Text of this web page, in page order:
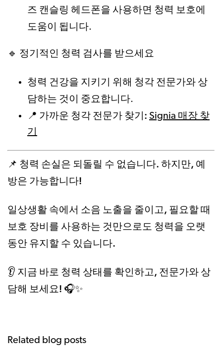
즈 캔슬링 헤드폰을 사용하면 청력 보호에
도움이 됩니다.
🔹 정기적인 청력 검사를 받으세요
청력 건강을 지키기 위해 청각 전문가와 상
담하는 것이 중요합니다.
📍 가까운 청각 전문가 찾기: Signia 매장 찾
기
📌 청력 손실은 되돌릴 수 없습니다. 하지만, 예
방은 가능합니다!
일상생활 속에서 소음 노출을 줄이고, 필요할 때
보호 장비를 사용하는 것만으로도 청력을 오랫
동안 유지할 수 있습니다.
👂 지금 바로 청력 상태를 확인하고, 전문가와 상
담해 보세요! 🎧✨
Related blog posts